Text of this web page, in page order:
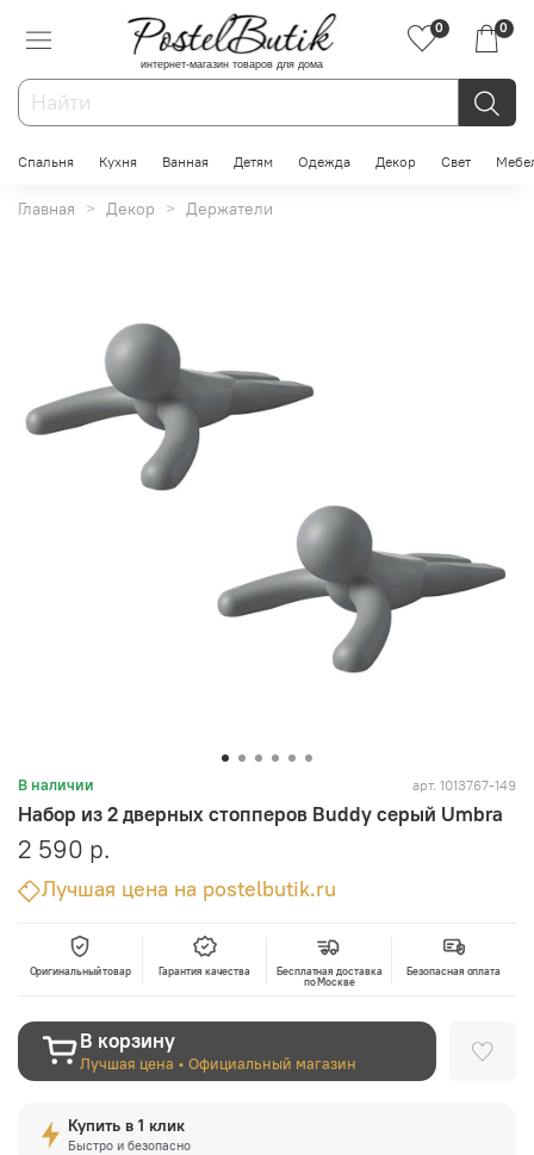
интернет-магазин товаров для дома
0 0
Спальня Кухня Ванная Детям Одежда Декор Свет
Главная Декор Держатели
В наличии арт. 1013767-149
Набор из 2 дверных стопперов Buddy серый Umbra
2 590 р.
Лучшая цена на postelbutik.ru
Оригинальный товар Гарантия качества
Бесплатная доставка
по Москве
Безопасная оплата
В корзину
Лучшая цена • Официальный магазин
Купить в 1 клик
Быстро и безопасно